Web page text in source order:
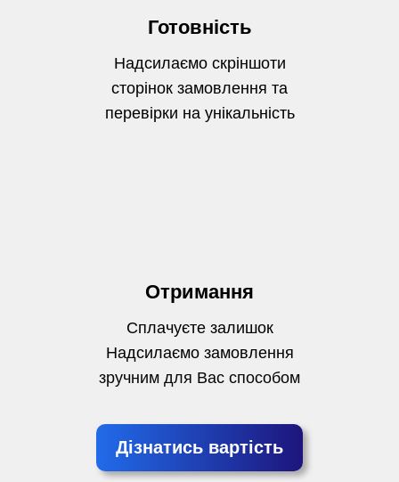
Готовність
Надсилаємо скріншоти
сторінок замовлення та
перевірки на унікальність
Отримання
Сплачуєте залишок
Надсилаємо замовлення
зручним для Вас способом
Дізнатись вартість